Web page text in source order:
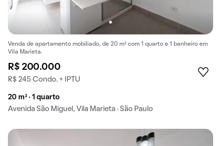
Venda de apartamento mobiliado, de 20 m² com 1 quarto e 1 banheiro em
Vila Marieta.
R$ 200.000
R$ 245 Condo. + IPTU
20 m² · 1 quarto
Avenida São Miguel, Vila Marieta · São Paulo